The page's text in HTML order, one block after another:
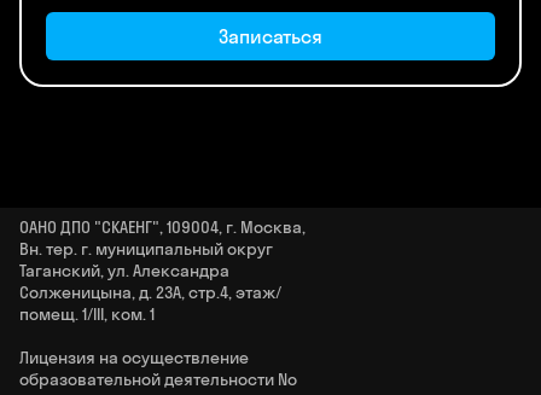
Записаться
ОАНО ДПО "СКАЕНГ", 109004, г. Москва,
Вн. тер. г. муниципальный округ
Таганский, ул. Александра
Солженицына, д. 23А, стр.4, этаж/
помещ. 1/III, ком. 1
Лицензия на осуществление
образовательной деятельности No